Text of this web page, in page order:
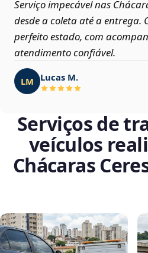
Serviço impecável nas
desde a coleta até a entrega.
perfeito estado, com
atendimento confiável.
LM Lucas M.
Serviços de
veículos
Chácaras